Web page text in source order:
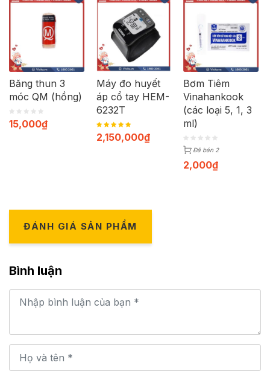
Băng thun 3
móc QM (hồng)
15,000₫
Máy đo huyết
áp cổ tay HEM-
6232T
2,150,000₫
Bơm Tiêm
Vinahankook
(các loại 5, 1, 3
ml)
Đã bán 2
2,000₫
ĐÁNH GIÁ SẢN PHẨM
Bình luận